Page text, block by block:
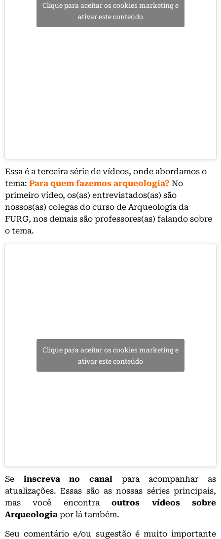
Clique para aceitar os cookies marketing e
ativar este conteúdo
Essa é a terceira série de vídeos, onde abordamos o
tema: Para quem fazemos arqueologia? No
primeiro vídeo, os(as) entrevistados(as) são
nossos(as) colegas do curso de Arqueologia da
FURG, nos demais são professores(as) falando sobre
o tema.
Clique para aceitar os cookies marketing e
ativar este conteúdo
Se inscreva no canal para acompanhar as
atualizações. Essas são as nossas séries principais,
mas você encontraoutros vídeos sobre
Arqueologia por lá também.
Seu comentário e/ou sugestão é muito importante